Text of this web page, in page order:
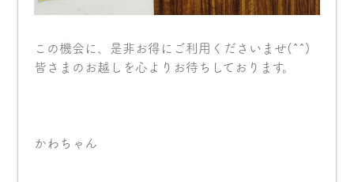
この機会に、是非お得にご利用くださいませ(^^)
皆さまのお越しを心よりお待ちしております。
かわちゃん